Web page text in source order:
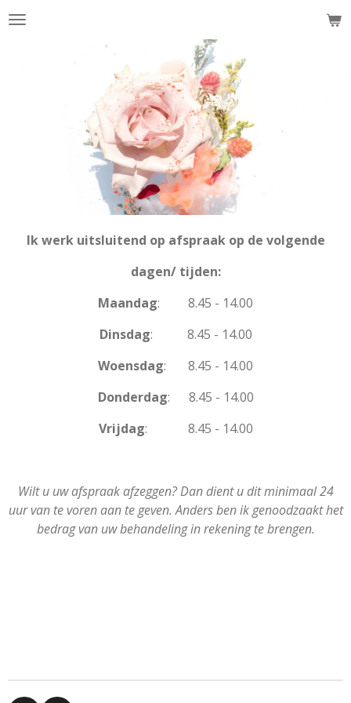
Ga
Ik werk uitsluitend op afspraak op de volgende
dagen/ tijden:
Maandag: 8.45 - 14.00
Dinsdag: 8.45 - 14.00
Woensdag: 8.45 - 14.00
Donderdag: 8.45 - 14.00
Vrijdag: 8.45 - 14.00
Wilt u uw afspraak afzeggen? Dan dient u dit minimaal 24
uur van te voren aan te geven. Anders ben ik genoodzaakt het
bedrag van uw behandeling in rekening te brengen.